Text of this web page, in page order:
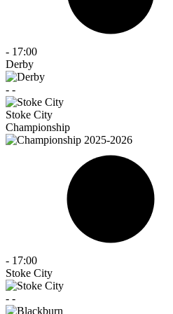
- 17:00
Derby
- -
Stoke City
Championship
- 17:00
Stoke City
- -